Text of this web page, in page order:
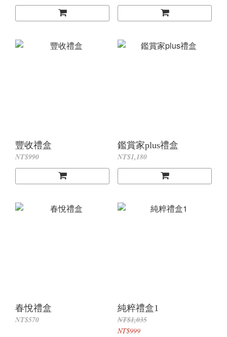
豐收禮盒
NT$990
鑑賞家plus禮盒
NT$1,180
春悅禮盒
NT$570
純粹禮盒1
NT$1,035
NT$999